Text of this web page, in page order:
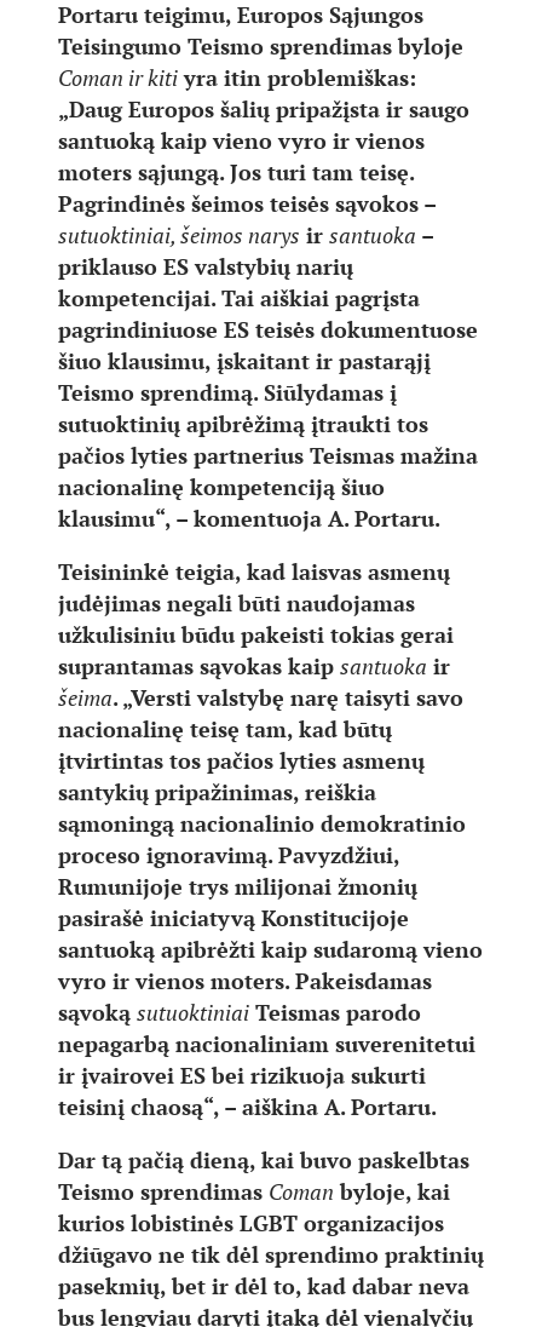
Portaru teigimu, Europos Sąjungos
Teisingumo Teismo sprendimas byloje
Coman ir kitiyra itin problemiškas:
„Daug Europos šalių pripažįsta ir saugo
santuoką kaip vieno vyro ir vienos
moters sąjungą. Jos turi tam teisę.
Pagrindinės šeimos teisės sąvokos –
sutuoktiniai, šeimos narys ir santuoka –
priklauso ES valstybių narių
kompetencijai. Tai aiškiai pagrįsta
pagrindiniuose ES teisės dokumentuose
šiuo klausimu, įskaitant ir pastarąjį
Teismo sprendimą. Siūlydamas į
sutuoktinių apibrėžimą įtraukti tos
pačios lyties partnerius Teismas mažina
nacionalinę kompetenciją šiuo
klausimu“, – komentuoja A. Portaru.
Teisininkė teigia, kad laisvas asmenų
judėjimas negali būti naudojamas
užkulisiniu būdu pakeisti tokias gerai
suprantamas sąvokas kaip santuoka ir
šeima. „Versti valstybę narę taisyti savo
nacionalinę teisę tam, kad būtų
įtvirtintas tos pačios lyties asmenų
santykių pripažinimas, reiškia
sąmoningą nacionalinio demokratinio
proceso ignoravimą. Pavyzdžiui,
Rumunijoje trys milijonai žmonių
pasirašė iniciatyvą Konstitucijoje
santuoką apibrėžti kaip sudaromą vieno
vyro ir vienos moters. Pakeisdamas
sąvoką sutuoktiniai Teismas parodo
nepagarbą nacionaliniam suverenitetui
ir įvairovei ES bei rizikuoja sukurti
teisinį chaosą“, – aiškina A. Portaru.
Dar tą pačią dieną, kai buvo paskelbtas
Teismo sprendimas Coman byloje, kai
kurios lobistinės LGBT organizacijos
džiūgavo ne tik dėl sprendimo praktinių
pasekmių, bet ir dėl to, kad dabar neva
bus lengviau daryti įtaką dėl vienalyčių